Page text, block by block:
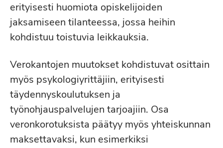
erityisesti huomiota opiskelijoiden
jaksamiseen tilanteessa, jossa heihin
kohdistuu toistuvia leikkauksia.
Verokantojen muutokset kohdistuvat osittain
myös psykologiyrittäjiin, erityisesti
täydennyskoulutuksen ja
työnohjauspalvelujen tarjoajiin. Osa
veronkorotuksista päätyy myös yhteiskunnan
maksettavaksi, kun esimerkiksi